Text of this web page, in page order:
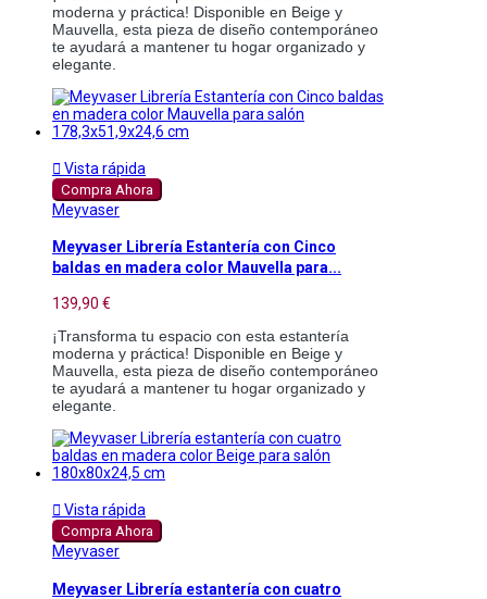
moderna y práctica! Disponible en Beige y
Mauvella, esta pieza de diseño contemporáneo
te ayudará a mantener tu hogar organizado y
elegante.
 Vista rápida
Compra Ahora
Meyvaser
Meyvaser Librería Estantería con Cinco
baldas en madera color Mauvella para...
139,90 €
¡Transforma tu espacio con esta estantería
moderna y práctica! Disponible en Beige y
Mauvella, esta pieza de diseño contemporáneo
te ayudará a mantener tu hogar organizado y
elegante.
 Vista rápida
Compra Ahora
Meyvaser
Meyvaser Librería estantería con cuatro